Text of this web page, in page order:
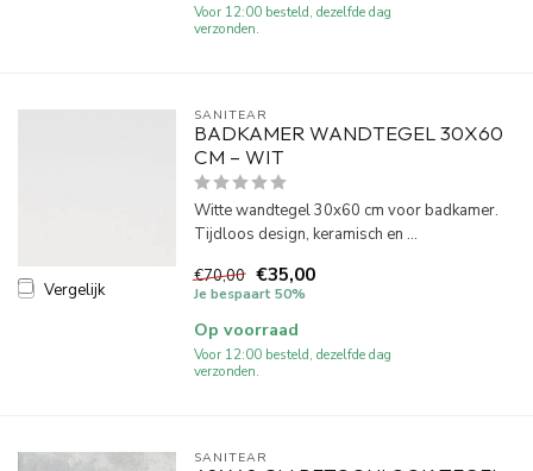
Voor 12:00 besteld, dezelfde dag
verzonden.
Vergelijk
SANITEAR
BADKAMER WANDTEGEL 30X60
CM – WIT
Witte wandtegel 30x60 cm voor badkamer.
Tijdloos design, keramisch en ...
€70,00 €35,00
Je bespaart 50%
Op voorraad
Voor 12:00 besteld, dezelfde dag
verzonden.
SANITEAR